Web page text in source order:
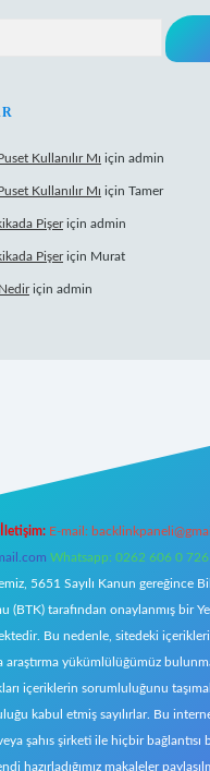
Kullanılır Mı için admin
Kullanılır Mı için Tamer
Pişeriçin admin
Pişeriçin Murat
için admin
İletişim: E-mail:
Whatsapp: 0262 606 0 726
5651 Sayılı Kanun gereğince
(BTK) tarafından onaylanmış bir
Bu nedenle, sitedeki
araştırma yükümlülüğümüz
içeriklerin sorumluluğunu
kabul etmiş sayılırlar. Bu
şahıs şirketi ile hiçbir bağlantısı
hazırladığımız makaleler